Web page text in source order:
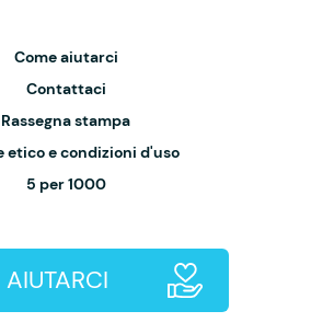
Come aiutarci
Contattaci
Rassegna stampa
etico e condizioni d'uso
5 per 1000